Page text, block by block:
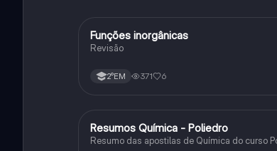
Química
Funções inorgânicas
Revisão
2°EM 371 6
Química
Resumos Química - Poliedro
Resumo das apostilas de Química do curso